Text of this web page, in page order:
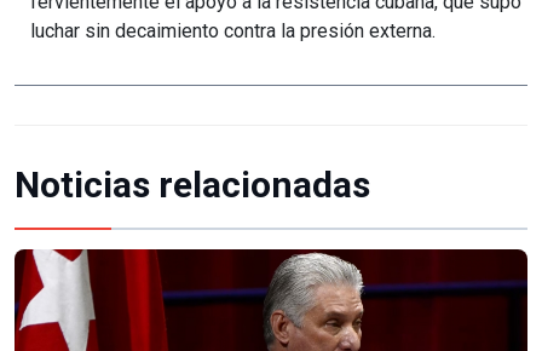
luchar sin decaimiento contra la presión externa.
Noticias relacionadas